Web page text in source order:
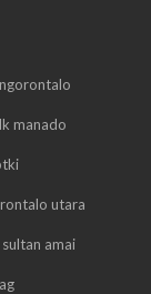
manado
utara
sultan amai